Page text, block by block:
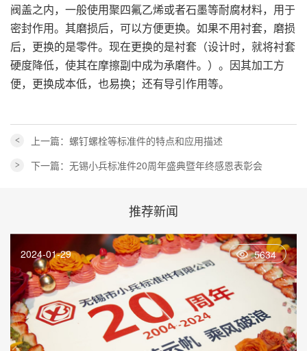
阀盖之内，一般使用聚四氟乙烯或者石墨等耐腐材料，用于
密封作用。其磨损后，可以方便更换。如果不用衬套，磨损
后，更换的是零件。现在更换的是衬套（设计时，就将衬套
硬度降低，使其在摩擦副中成为承磨件。）。因其加工方
便，更换成本低，也易换；还有导引作用等。
< 上一篇：螺钉螺栓等标准件的特点和应用描述
> 下一篇：无锡小兵标准件20周年盛典暨年终感恩表彰会
推荐新闻
2024-01-29 5634